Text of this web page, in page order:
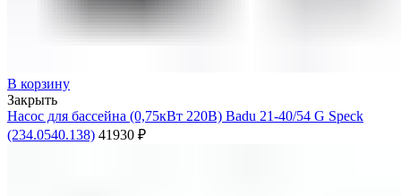
В корзину
Закрыть
Насос для бассейна (0,75кВт 220В) Badu 21-40/54 G Speck
(234.0540.138) 41930 ₽